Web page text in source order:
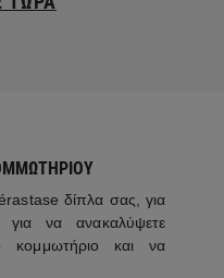
δίπλα σας, για
να ανακαλύψετε
κομμωτήριο και να